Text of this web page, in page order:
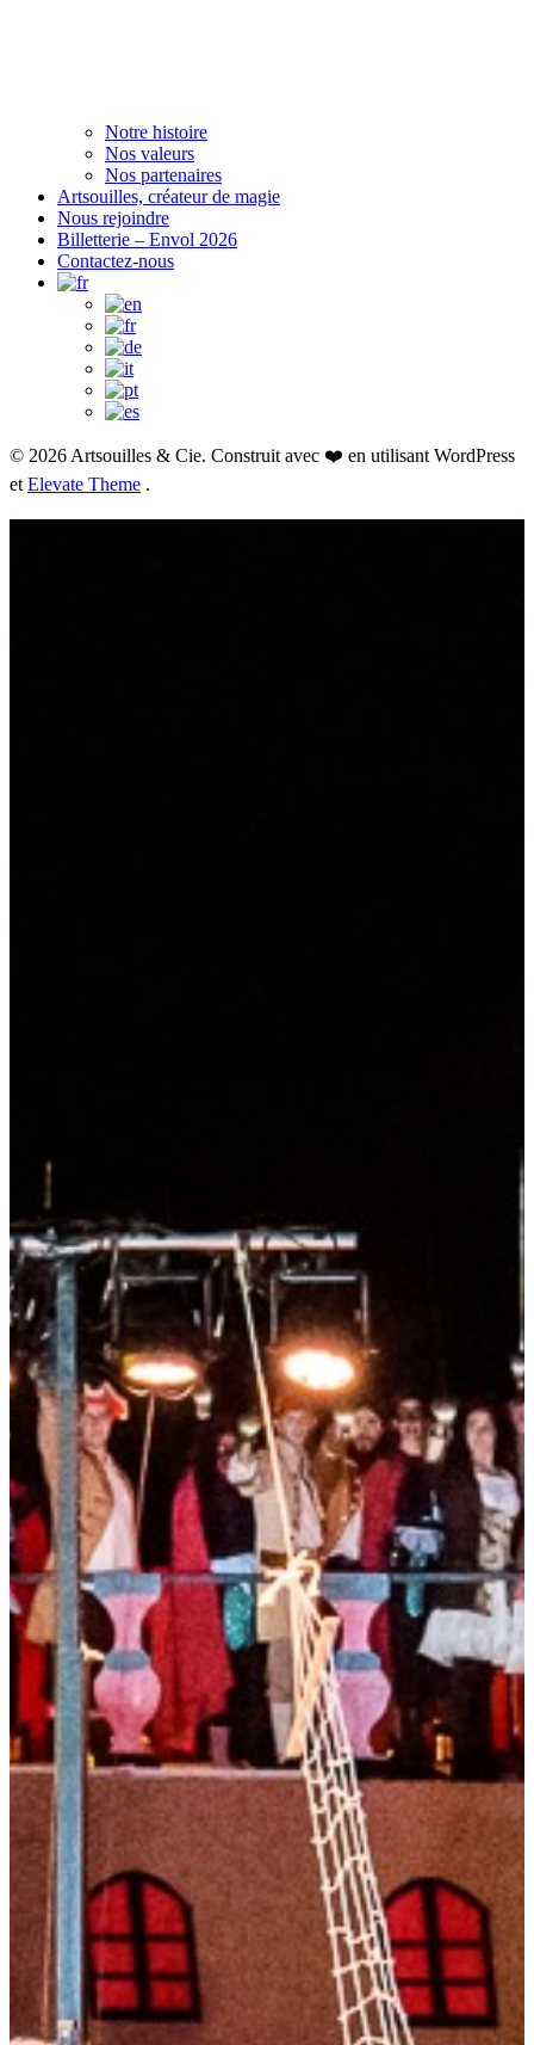
Notre histoire
Nos valeurs
Nos partenaires
Artsouilles, créateur de magie
Nous rejoindre
Billetterie – Envol 2026
Contactez-nous
© 2026 Artsouilles & Cie. Construit avec ❤️ en utilisant WordPress
et Elevate Theme .